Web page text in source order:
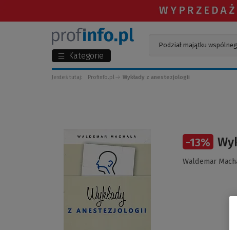
Kategorie
Jesteś tutaj: Profinfo.pl Wykłady z anestezjologii
do
-13%
Waldemar